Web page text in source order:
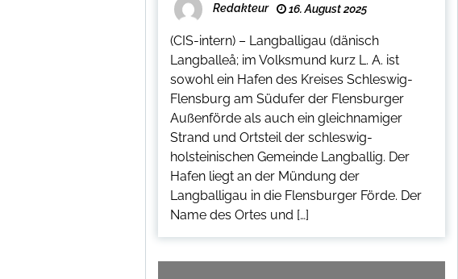
Redakteur 16. August 2025
(CIS-intern) – Langballigau (dänisch
Langballeå; im Volksmund kurz L. A. ist
sowohl ein Hafen des Kreises Schleswig-
Flensburg am Südufer der Flensburger
Außenförde als auch ein gleichnamiger
Strand und Ortsteil der schleswig-
holsteinischen Gemeinde Langballig. Der
Hafen liegt an der Mündung der
Langballigau in die Flensburger Förde. Der
Name des Ortes und […]